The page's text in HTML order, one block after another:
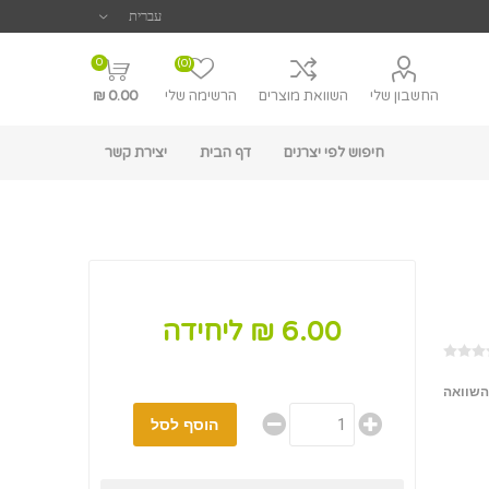
החשבון שלי השוואת מוצרים הרשימה שלי
(0)
0
0.00 ₪
חיפוש לפי יצרנים דף הבית יצירת קשר
6.00 ₪ ליחידה